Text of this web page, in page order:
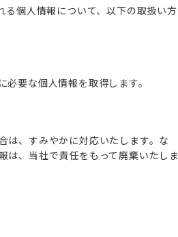
個人情報について、以下の取扱い方
要な個人情報を取得します。
は、すみやかに対応いたします。な
は、当社で責任をもって廃棄いたしま